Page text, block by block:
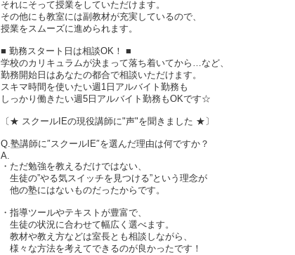
それにそって授業をしていただけます。
その他にも教室には副教材が充実しているので、
授業をスムーズに進められます。
■ 勤務スタート日は相談OK！ ■
学校のカリキュラムが決まって落ち着いてから…など、
勤務開始日はあなたの都合で相談いただけます。
スキマ時間を使いたい週1日アルバイト勤務も
しっかり働きたい週5日アルバイト勤務もOKです☆
〔★ スクールIEの現役講師に"声"を聞きました ★〕
Q.塾講師に″スクールIE″を選んだ理由は何ですか？
A.
・ただ勉強を教えるだけではない、
生徒の”やる気スイッチを見つける”という理念が
他の塾にはないものだったからです。
・指導ツールやテキストが豊富で、
生徒の状況に合わせて幅広く選べます。
教材や教え方などは室長とも相談しながら、
様々な方法を考えてできるのが良かったです！